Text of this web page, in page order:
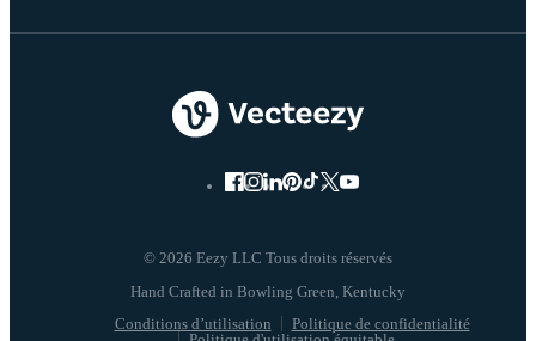
© 2026 Eezy LLC Tous droits réservés
Conditions d’utilisation
Politique de confidentialité